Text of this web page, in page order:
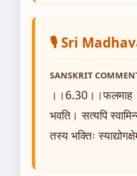
🎙️ Sri
SANSKRIT
।।6.30।।फलमाह
भवति। सत्यपि
तस्य भक्तिः